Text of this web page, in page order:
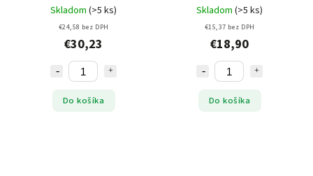
Skladom (>5 ks)
€24,58 bez DPH
€30,23
Do košíka
Skladom (>5 ks)
€15,37 bez DPH
€18,90
Do košíka